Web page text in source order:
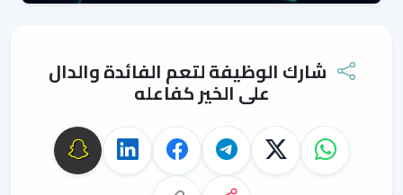
شارك الوظيفة لتعم الفائدة والدال
على الخير كفاعله